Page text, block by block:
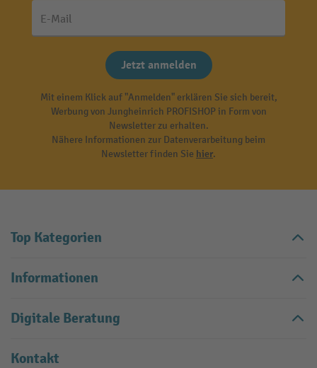
E-Mail
Jetzt anmelden
Mit einem Klick auf "Anmelden" erklären Sie sich bereit,
Werbung von Jungheinrich PROFISHOP in Form von
Newsletter zu erhalten.
Nähere Informationen zur Datenverarbeitung beim
Newsletter finden Sie hier.
Top Kategorien
Informationen
Digitale Beratung
Kontakt